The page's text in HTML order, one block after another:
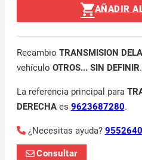
AÑADIR
Recambio TRANSMISION
vehículo OTROS... SIN DEFINIR.
La referencia principal para
DERECHAes 9623687280.
¿Necesitas ayuda?
Consultar